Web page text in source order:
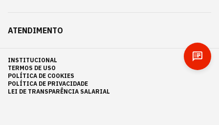
ATENDIMENTO
INSTITUCIONAL
TERMOS DE USO
POLÍTICA DE COOKIES
POLÍTICA DE PRIVACIDADE
LEI DE TRANSPARÊNCIA SALARIAL